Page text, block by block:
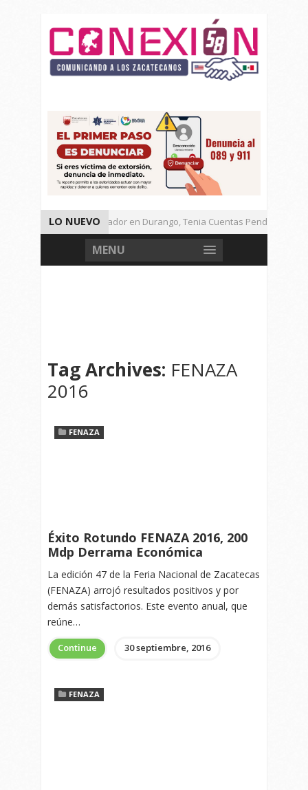
LO NUEVO
Detienen a Defraudador en Durango, Tenia Cuentas Pendientes en
Presenta Presidenta Sheinbaum, 10 Acciones Para Explotación de
MENU
Tag Archives: FENAZA
2016
FENAZA
Éxito Rotundo FENAZA 2016, 200
Mdp Derrama Económica
La edición 47 de la Feria Nacional de Zacatecas
(FENAZA) arrojó resultados positivos y por
demás satisfactorios. Este evento anual, que
reúne…
Continue 30 septiembre, 2016
FENAZA